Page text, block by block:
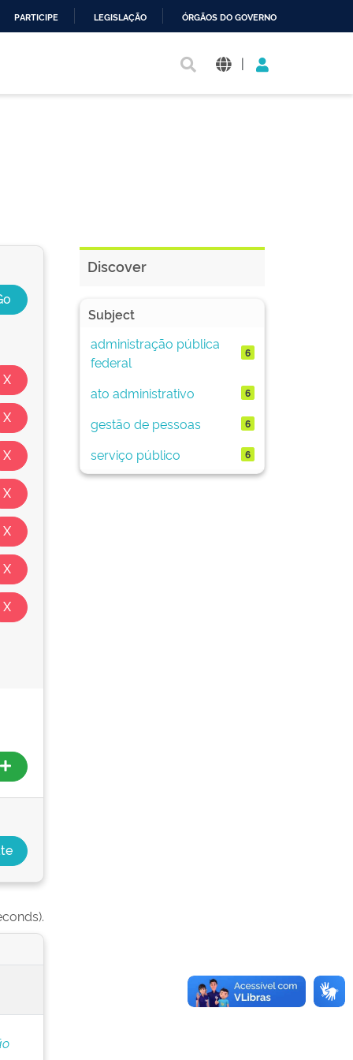
PARTICIPE LEGISLAÇÃO ÓRGÃOS DO GOVERNO
|
Discover
Subject
administração pública
federal
6
ato administrativo 6
gestão de pessoas 6
serviço público 6